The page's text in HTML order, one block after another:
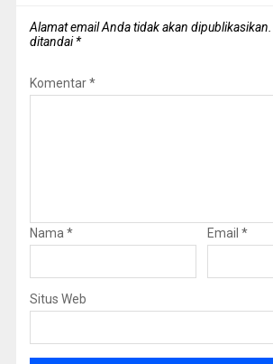
Alamat email Anda tidak akan dipublikasikan.
ditandai*
Komentar*
Nama * Email *
Situs Web